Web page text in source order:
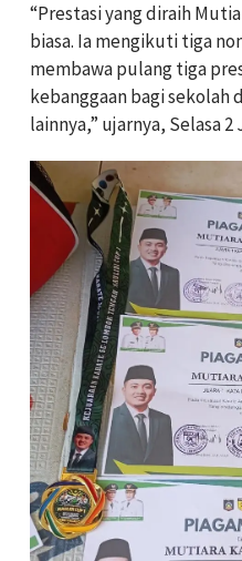
“Prestasi yang diraih
biasa. Ia mengikuti tiga
membawa pulang tiga
kebanggaan bagi sekolah
lainnya,” ujarnya, Selasa 2